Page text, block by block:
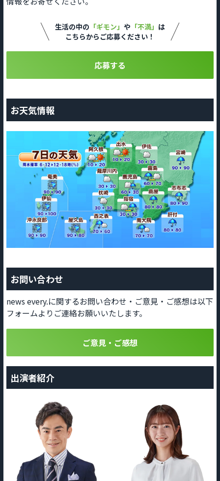
生活の中の 「ギモン」 や 「不満」 は
こちらからご応募ください！
応募する
お天気情報
お問い合わせ
news every.に関するお問い合わせ・ご意見・ご感想は以下
フォームよりご連絡お願いいたします。
ご意見・ご感想
出演者紹介